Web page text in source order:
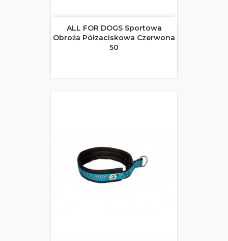
ALL FOR DOGS Sportowa
Obroża Półzaciskowa Czerwona
50